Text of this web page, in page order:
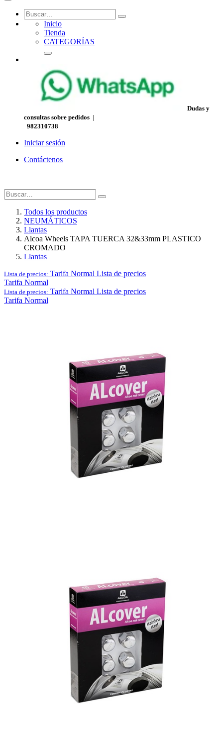
Inicio
Tienda
CATEGORÍAS
Dudas y
consultas sobre pedidos |
982310738
Iniciar sesión
Contáctenos
Todos los productos
NEUMÁTICOS
Llantas
Alcoa Wheels TAPA TUERCA 32&33mm PLASTICO
CROMADO
Llantas
Lista de precios: Tarifa Normal Lista de precios
Tarifa Normal
Lista de precios: Tarifa Normal Lista de precios
Tarifa Normal